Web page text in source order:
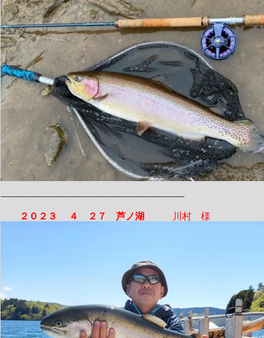
------------------------------------------------------------------------------
２０２３ ４ ２７ 芦ノ湖 川村 様